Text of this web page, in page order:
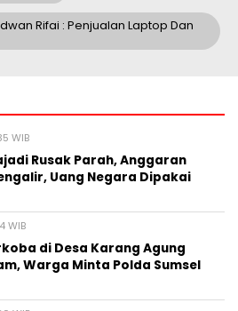
Rifai : Penjualan Laptop Dan
WIB
Rusak Parah, Anggaran
Uang Negara Dipakai
WIB
di Desa Karang Agung
Warga Minta Polda Sumsel